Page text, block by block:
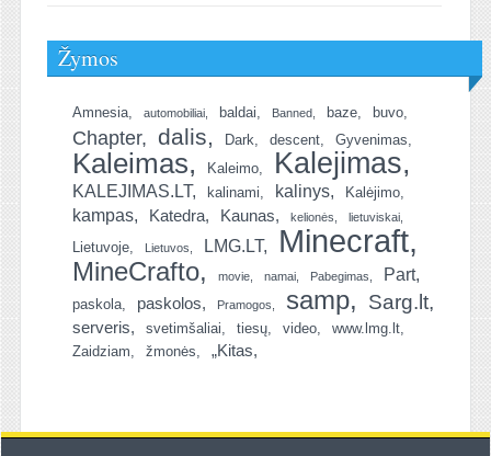
Žymos
Amnesia automobiliai baldai Banned baze buvo
Chapter dalis Dark descent Gyvenimas
Kaleimas Kaleimo Kalejimas
KALEJIMAS.LT kalinami kalinys Kalėjimo
kampas Katedra Kaunas kelionės lietuviskai
Lietuvoje Lietuvos LMG.LT Minecraft
MineCrafto movie namai Pabegimas Part
paskola paskolos Pramogos samp Sarg.lt
serveris svetimšaliai tiesų video
www.lmg.lt
Zaidziam
žmonės „Kitas